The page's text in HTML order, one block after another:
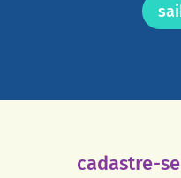
cadastre-